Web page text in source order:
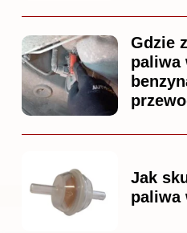
Gdzie
paliwa
Jak
paliwa